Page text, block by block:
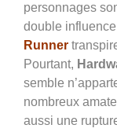
personnages
double
Runner
Pourtant,
semble
nombreux
aussi une